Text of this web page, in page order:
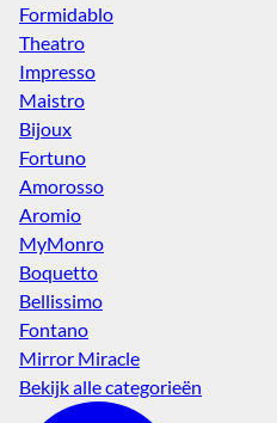
Formidablo
Theatro
Impresso
Maistro
Bijoux
Fortuno
Amorosso
Aromio
MyMonro
Boquetto
Bellissimo
Fontano
Mirror Miracle
Bekijk alle categorieën